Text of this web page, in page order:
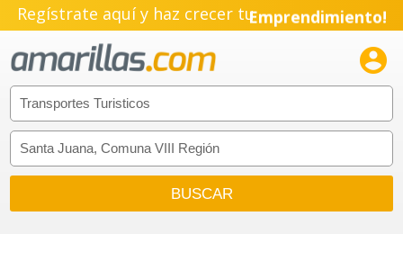
Regístrate aquí y haz crecer tuEmprendimiento!
